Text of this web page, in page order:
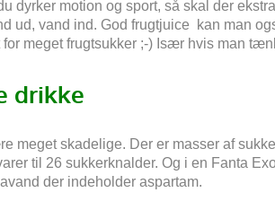
dyrker motion og sport, så skal der
ud, vand ind. God frugtjuice kan man
for meget frugtsukker ;-) Især hvis man
drikke
meget skadelige. Der er masser af
til 26 sukkerknalder. Og i en Fanta
der indeholder aspartam.